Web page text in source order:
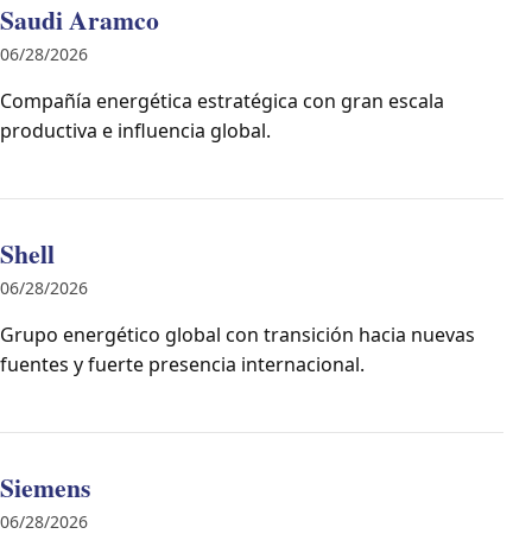
Saudi Aramco
06/28/2026
Compañía energética estratégica con gran escala
productiva e influencia global.
Shell
06/28/2026
Grupo energético global con transición hacia nuevas
fuentes y fuerte presencia internacional.
Siemens
06/28/2026